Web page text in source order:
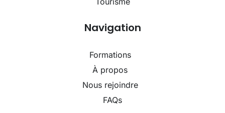
Navigation
Formations
À propos
Nous rejoindre
FAQs